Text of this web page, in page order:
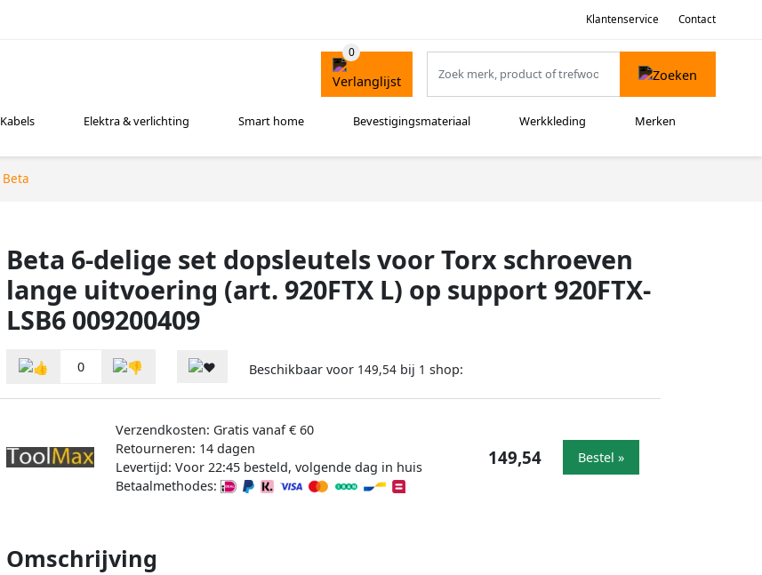
Klantenservice Contact
Kabels Elektra & verlichting Smart home Bevestigingsmateriaal Werkkleding Merken
Beta
Beta 6-delige set dopsleutels voor Torx schroeven
lange uitvoering (art. 920FTX L) op support 920FTX-
LSB6 009200409
0 Beschikbaar voor 149,54 bij 1 shop:
Verzendkosten: Gratis vanaf € 60
Retourneren: 14 dagen
Levertijd: Voor 22:45 besteld, volgende dag in huis
Betaalmethodes:
149,54 Bestel »
Omschrijving